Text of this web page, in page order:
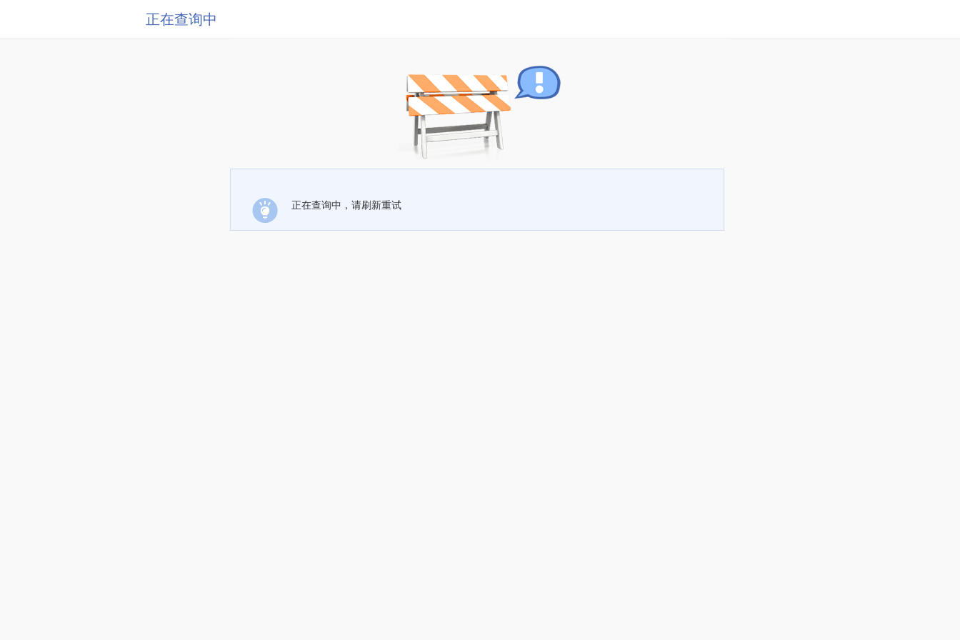
正在查询中
正在查询中，请刷新重试